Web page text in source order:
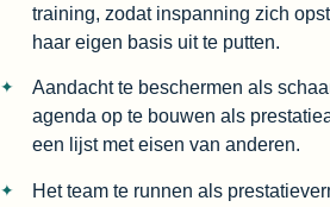
training, zodat inspanning zich
haar eigen basis uit te putten.
Aandacht te beschermen als
agenda op te bouwen als
een lijst met eisen van anderen.
Het team te runnen als